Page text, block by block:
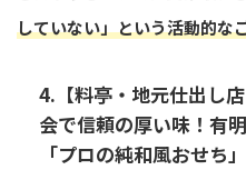
していない」という活動的な
4.【料亭・地元仕出し
会で信頼の厚い味！有
「プロの純和風おせち」